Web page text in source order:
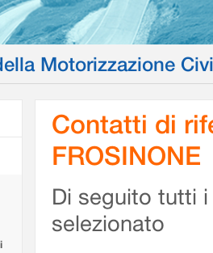
Motorizzazione
Contatti di
FROSINONE
Di seguito tutti
selezionato